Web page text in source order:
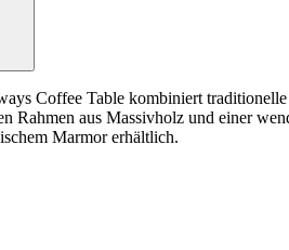
Coffee Table kombiniert
Rahmen aus Massivholz und einer
Marmor erhältlich.